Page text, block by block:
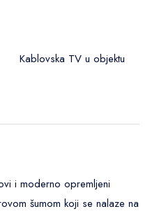
Kablovska TV u objektu
i moderno opremljeni
šumom koji se nalaze na